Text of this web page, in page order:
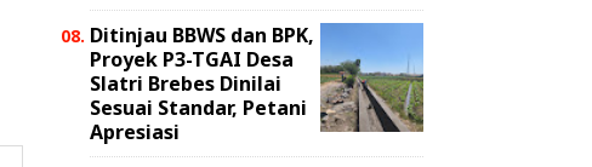
Ditinjau BBWS dan BPK,
Proyek P3-TGAI Desa
Slatri Brebes Dinilai
Sesuai Standar, Petani
Apresiasi